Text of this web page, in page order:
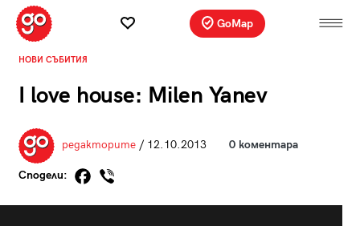
GoMap
НОВИ СЪБИТИЯ
I love house: Milen Yanev
редакторите/ 12.10.2013 0 коментара
Сподели: